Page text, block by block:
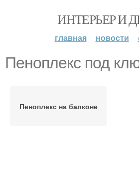
ИНТЕРЬЕР И
главная новости
Пеноплекс под
Пеноплекс на балконе